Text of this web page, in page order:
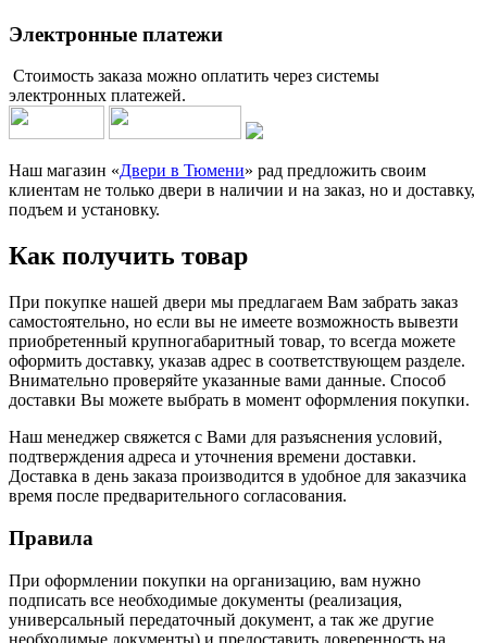
Электронные платежи
Стоимость заказа можно оплатить через системы
электронных платежей.
Наш магазин «Двери в Тюмени» рад предложить своим
клиентам не только двери в наличии и на заказ, но и доставку,
подъем и установку.
Как получить товар
При покупке нашей двери мы предлагаем Вам забрать заказ
самостоятельно, но если вы не имеете возможность вывезти
приобретенный крупногабаритный товар, то всегда можете
оформить доставку, указав адрес в соответствующем разделе.
Внимательно проверяйте указанные вами данные. Способ
доставки Вы можете выбрать в момент оформления покупки.
Наш менеджер свяжется с Вами для разъяснения условий,
подтверждения адреса и уточнения времени доставки.
Доставка в день заказа производится в удобное для заказчика
время после предварительного согласования.
Правила
При оформлении покупки на организацию, вам нужно
подписать все необходимые документы (реализация,
универсальный передаточный документ, а так же другие
необходимые документы) и предоставить доверенность на